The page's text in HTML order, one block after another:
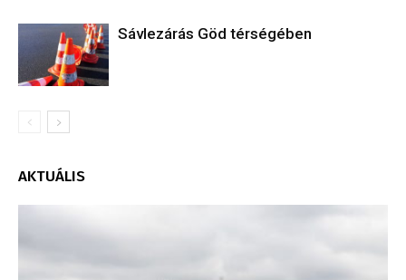
Sávlezárás Göd térségében
AKTUÁLIS